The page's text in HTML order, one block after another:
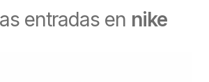
entradas en nike